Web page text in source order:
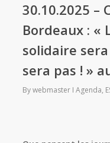
30.10.2025 –
Bordeaux : «
solidaire
sera pas ! »
By webmaster Agenda,